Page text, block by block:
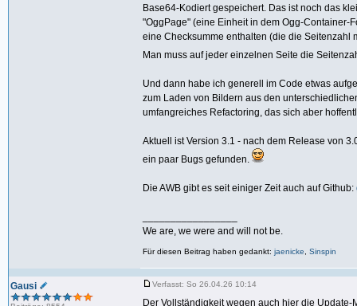
Base64-Kodiert gespeichert. Das ist noch das
"OggPage" (eine Einheit in dem Ogg-Container-
eine Checksumme enthalten (die die Seitenzahl
Man muss auf jeder einzelnen Seite die
Und dann habe ich generell im Code etwas
zum Laden von Bildern aus den
umfangreiches Refactoring, das sich aber
Aktuell ist Version 3.1 - nach dem Release von
ein paar Bugs gefunden.
Die AWB gibt es seit einiger Zeit auch auf Github:
We are, we were and will not be.
Für diesen Beitrag haben gedankt: jaenicke Sinspin
Gausi Verfasst: So 26.04.26 10:14
Der Vollständigkeit wegen auch hier die